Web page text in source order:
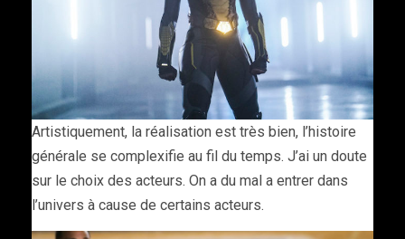
Artistiquement, la réalisation est très bien, l’histoire
générale se complexifie au fil du temps. J’ai un doute
sur le choix des acteurs. On a du mal a entrer dans
l’univers à cause de certains acteurs.